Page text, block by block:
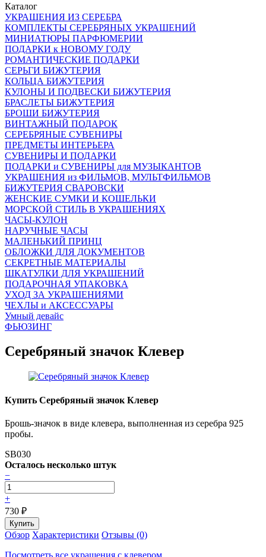
Каталог
УКРАШЕНИЯ ИЗ СЕРЕБРА
КОМПЛЕКТЫ СЕРЕБРЯНЫХ УКРАШЕНИЙ
МИНИАТЮРЫ ПАРФЮМЕРИИ
ПОДАРКИ к НОВОМУ ГОДУ
РОМАНТИЧЕСКИЕ ПОДАРКИ
СЕРЬГИ БИЖУТЕРИЯ
КОЛЬЦА БИЖУТЕРИЯ
КУЛОНЫ И ПОДВЕСКИ БИЖУТЕРИЯ
БРАСЛЕТЫ БИЖУТЕРИЯ
БРОШИ БИЖУТЕРИЯ
ВИНТАЖНЫЙ ПОДАРОК
СЕРЕБРЯНЫЕ СУВЕНИРЫ
ПРЕДМЕТЫ ИНТЕРЬЕРА
СУВЕНИРЫ И ПОДАРКИ
ПОДАРКИ и СУВЕНИРЫ для МУЗЫКАНТОВ
УКРАШЕНИЯ из ФИЛЬМОВ, МУЛЬТФИЛЬМОВ
БИЖУТЕРИЯ СВАРОВСКИ
ЖЕНСКИЕ СУМКИ И КОШЕЛЬКИ
МОРСКОЙ СТИЛЬ В УКРАШЕНИЯХ
ЧАСЫ-КУЛОН
НАРУЧНЫЕ ЧАСЫ
МАЛЕНЬКИЙ ПРИНЦ
ОБЛОЖКИ ДЛЯ ДОКУМЕНТОВ
СЕКРЕТНЫЕ МАТЕРИАЛЫ
ШКАТУЛКИ ДЛЯ УКРАШЕНИЙ
ПОДАРОЧНАЯ УПАКОВКА
УХОД ЗА УКРАШЕНИЯМИ
ЧEХЛЫ и АКСЕССУАРЫ
Умный девайс
ФЬЮЗИНГ
Серебряный значок Клевер
Купить Серебряный значок Клевер
Брошь-значок в виде клевера, выполненная из серебра 925
пробы.
SB030
Осталось несколько штук
−
+
730 ₽
Обзор Характеристики Отзывы (0)
Посмотреть все украшения с клевером